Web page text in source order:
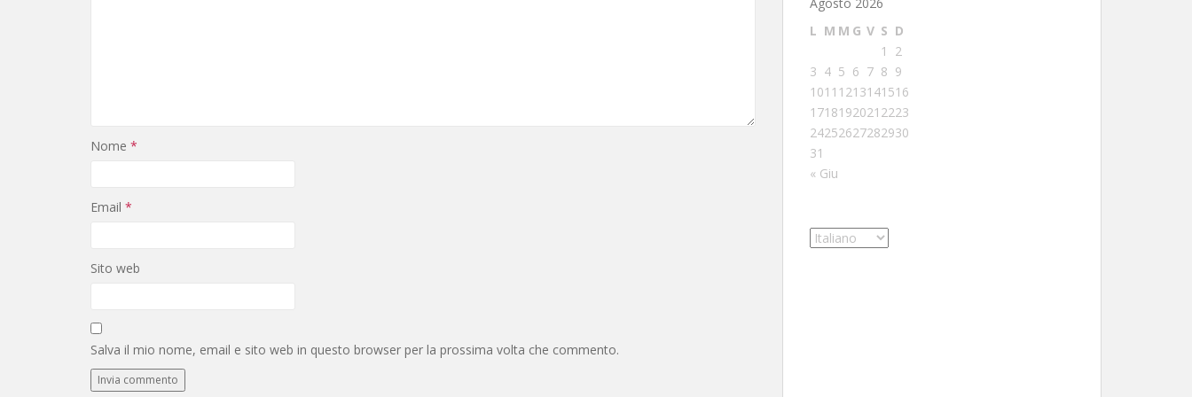
Nome *
Email *
Sito web
Salva il mio nome, email e sito web in questo browser per la prossima volta che commento.
L M M G V S D
1
2
3 4 5 6 7 8 9
1011 1213141516
1718192021 2223
24252627282930
31
« Giu
Scegli